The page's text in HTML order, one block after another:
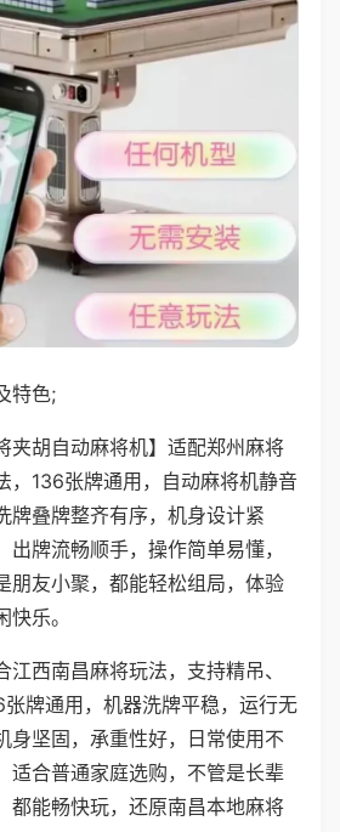
特色;
夹胡自动麻将机】适配郑州麻将
，136张牌通用，自动麻将机静音
牌叠牌整齐有序，机身设计紧
出牌流畅顺手，操作简单易懂，
朋友小聚，都能轻松组局，体验
乐。
江西南昌麻将玩法，支持精吊、
牌通用，机器洗牌平稳，运行无
身坚固，承重性好，日常使用不
适合普通家庭选购，不管是长辈
都能畅快玩，还原南昌本地麻将